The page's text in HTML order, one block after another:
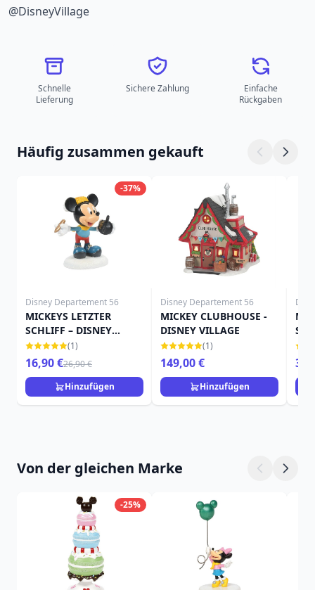
@DisneyVillage
Schnelle
Lieferung
Sichere Zahlung
Einfache
Rückgaben
Häufig zusammen gekauft
-37%
Disney Departement 56
MICKEYS LETZTER
SCHLIFF – DISNEY
VILLAGE(1)
16,90 €26,90 €
Hinzufügen
Disney Departement 56
MICKEY CLUBHOUSE -
DISNEY VILLAGE
(1)
149,00 €
Hinzufügen
Von der gleichen Marke
-25%